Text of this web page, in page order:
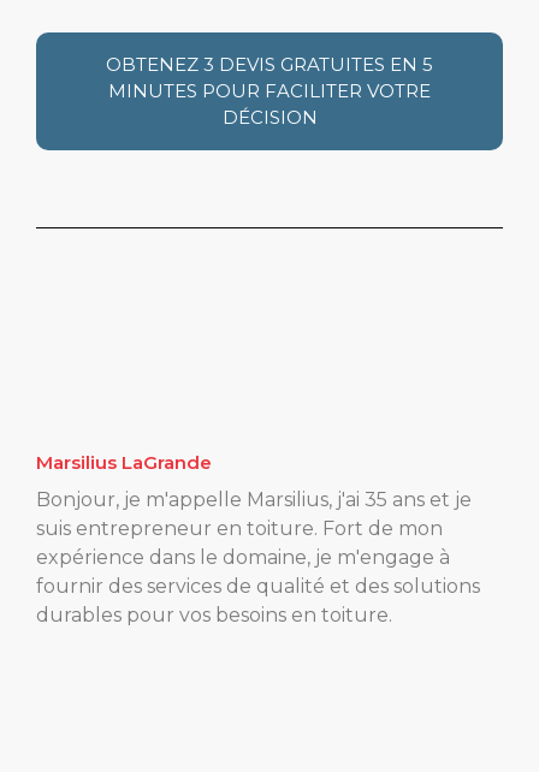
OBTENEZ 3 DEVIS GRATUITES EN 5
MINUTES POUR FACILITER VOTRE
DÉCISION
Marsilius LaGrande
Bonjour, je m'appelle Marsilius, j'ai 35 ans et je
suis entrepreneur en toiture. Fort de mon
expérience dans le domaine, je m'engage à
fournir des services de qualité et des solutions
durables pour vos besoins en toiture.